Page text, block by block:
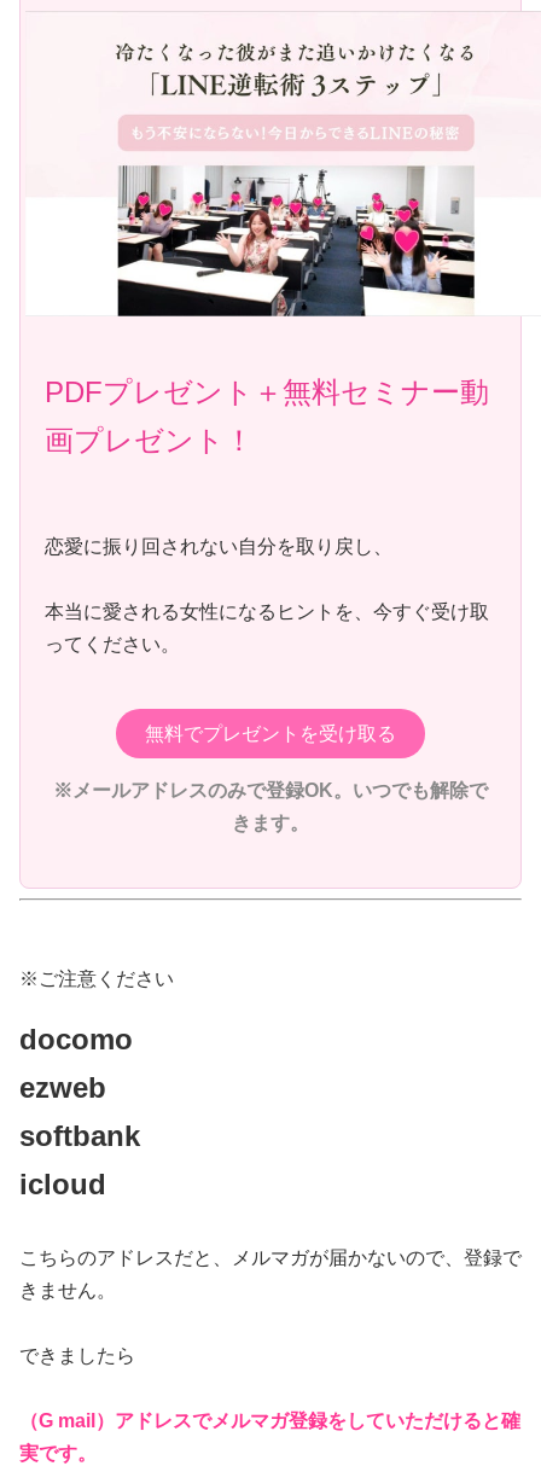
PDFプレゼント＋無料セミナー動
画プレゼント ！
恋愛に振り回されない自分を取り戻し、
本当に愛される女性になるヒントを、今すぐ受け取
ってください。
無料でプレゼントを受け取る
※メールアドレスのみで登録OK。いつでも解除で
きます。
※ご注意ください
docomo
ezweb
softbank
icloud
こちらのアドレスだと、メルマガが届かないので、登録で
きません。
できましたら
（G mail）アドレスでメルマガ登録をしていただけると確
実です。